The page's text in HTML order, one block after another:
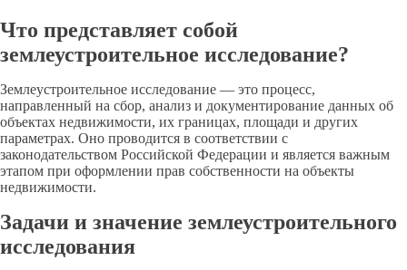
Что представляет собой
землеустроительное исследование?
Землеустроительное исследование — это процесс,
направленный на сбор, анализ и документирование данных об
объектах недвижимости, их границах, площади и других
параметрах. Оно проводится в соответствии с
законодательством Российской Федерации и является важным
этапом при оформлении прав собственности на объекты
недвижимости.
Задачи и значение землеустроительного
исследования